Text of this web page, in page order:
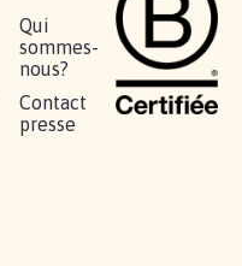
Qui
sommes-
nous?
Contact
presse